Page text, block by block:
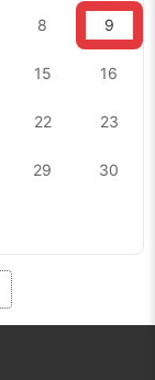
8 9
15 16
22 23
29 30